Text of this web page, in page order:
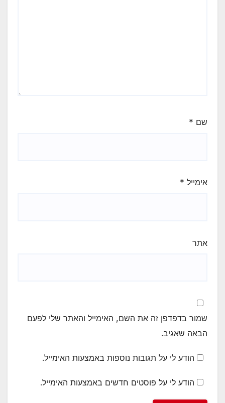
שם *
אימייל *
אתר
שמור בדפדפן זה את השם, האימייל והאתר שלי לפעם
הבאה שאגיב.
הודע לי על תגובות נוספות באמצעות האימייל.
הודע לי על פוסטים חדשים באמצעות האימייל.